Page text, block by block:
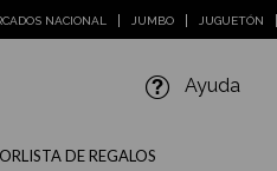
NACIONAL JUMBO JUGUETÓN
Ayuda
LISTA DE REGALOS